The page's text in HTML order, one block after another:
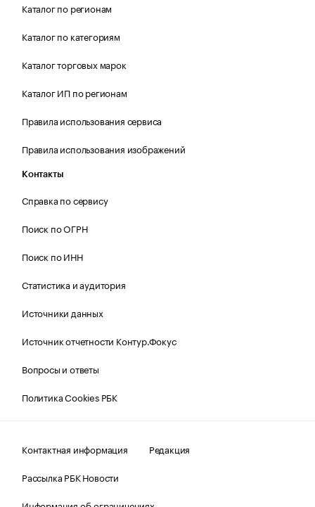
Каталог по регионам
Каталог по категориям
Каталог торговых марок
Каталог ИП по регионам
Правила использования сервиса
Правила использования изображений
Контакты
Справка по сервису
Поиск по ОГРН
Поиск по ИНН
Статистика и аудитория
Источники данных
Источник отчетности Контур.Фокус
Вопросы и ответы
Политика Cookies РБК
Контактная информация
Редакция
Рассылка РБК Новости